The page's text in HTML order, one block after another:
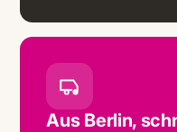
Aus Berlin,